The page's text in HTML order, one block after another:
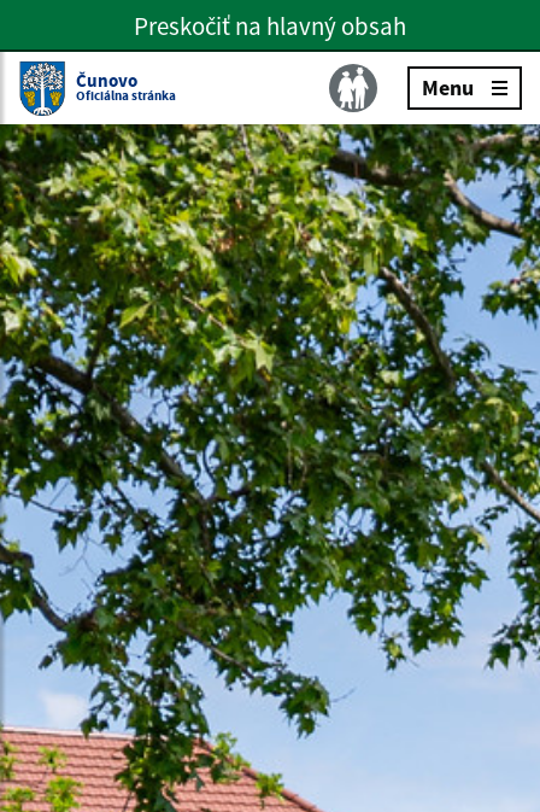
Preskočiť na hlavné menu
Preskočiť na hlavný obsah
Slovenčina
Čunovo
Oficiálna stránka Menu